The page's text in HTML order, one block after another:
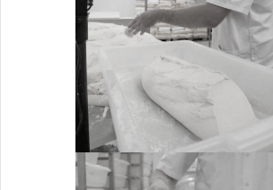
Travail de la pâte
ZOOM